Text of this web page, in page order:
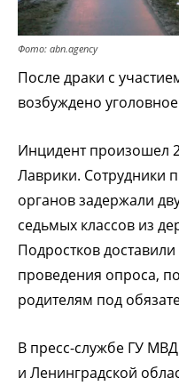
Фото: abn.agency
После драки с
возбуждено
Инцидент произошел
Лаврики. Сотрудники
органов задержали
седьмых классов из
Подростков
проведения опроса,
родителям под
В пресс-службе ГУ
и Ленинградской